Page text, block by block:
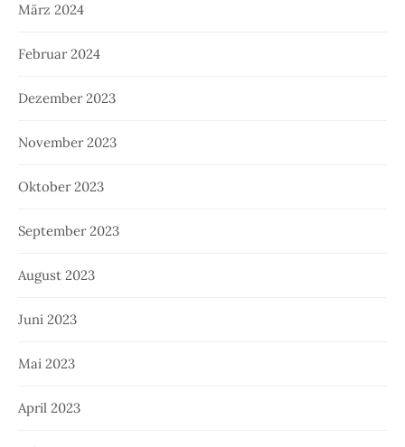
März 2024
Februar 2024
Dezember 2023
November 2023
Oktober 2023
September 2023
August 2023
Juni 2023
Mai 2023
April 2023